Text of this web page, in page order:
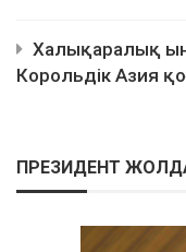
Халықаралық
Корольдік Азия
ПРЕЗИДЕНТ